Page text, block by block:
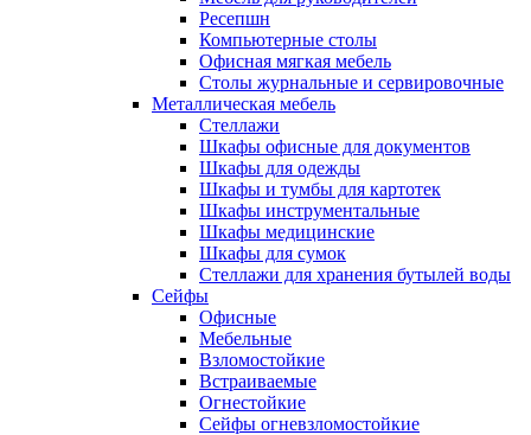
Ресепшн
Компьютерные столы
Офисная мягкая мебель
Столы журнальные и сервировочные
Металлическая мебель
Стеллажи
Шкафы офисные для документов
Шкафы для одежды
Шкафы и тумбы для картотек
Шкафы инструментальные
Шкафы медицинские
Шкафы для сумок
Стеллажи для хранения бутылей воды
Сейфы
Офисные
Мебельные
Взломостойкие
Встраиваемые
Огнестойкие
Сейфы огневзломостойкие